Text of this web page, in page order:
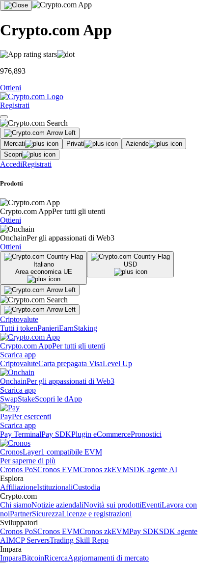
Crypto.com App
976,893
Ottieni
Registrati
Mercati Privati
Aziende
Scopri
AccediRegistrati
Prodotti
Crypto.com AppPer tutti gli utenti
Ottieni
OnchainPer gli appassionati di Web3
Ottieni
Italiano
Area economica UE
USD
Criptovalute
Tutti i tokenPanieriEarnStaking
Crypto.com AppPer tutti gli utenti
Scarica app
CriptovaluteCarta prepagata VisaLevel Up
OnchainPer gli appassionati di Web3
Scarica app
SwapStakeScopri le dApp
PayPer esercenti
Scarica app
Pay TerminalPay SDKPlugin eCommercePronostici
CronosLayer1 compatibile EVM
Per saperne di più
Cronos PoSCronos EVMCronos zkEVMSDK agente AI
Esplora
AffiliazioneIstituzionaliCustodia
Crypto.com
Chi siamoNotizie aziendaliNovità sui prodottiEventiLavora con
noiPartnerSicurezzaLicenze e registrazioni
Sviluppatori
Cronos PoSCronos EVMCronos zkEVMPay SDKSDK agente
AIMCP ServersTrading Skill Repo
Impara
ImparaBitcoinRicercaAggiornamenti di mercato